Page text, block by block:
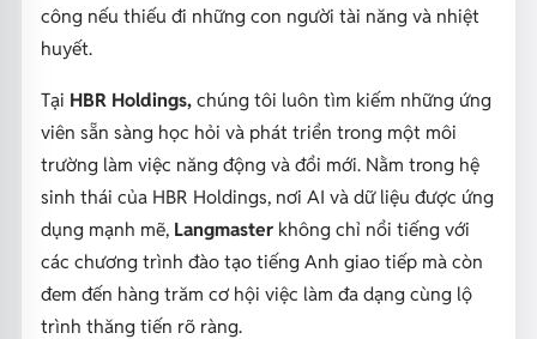
công nếu thiếu đi những con người tài năng và nhiệt
huyết.
Tại HBR Holdings,chúng tôi luôn tìm kiếm những ứng
viên sẵn sàng học hỏi và phát triển trong một môi
trường làm việc năng động và đổi mới. Nằm trong hệ
sinh thái của HBR Holdings, nơi AI và dữ liệu được ứng
dụng mạnh mẽ, Langmaster không chỉ nổi tiếng với
các chương trình đào tạo tiếng Anh giao tiếp mà còn
đem đến hàng trăm cơ hội việc làm đa dạng cùng lộ
trình thăng tiến rõ ràng.